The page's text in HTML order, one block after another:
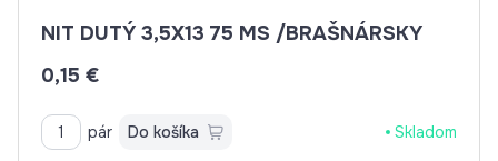
NIT DUTÝ 3,5X13 75 MS /BRAŠNÁRSKY
0,15 €
pár Do košíka Skladom